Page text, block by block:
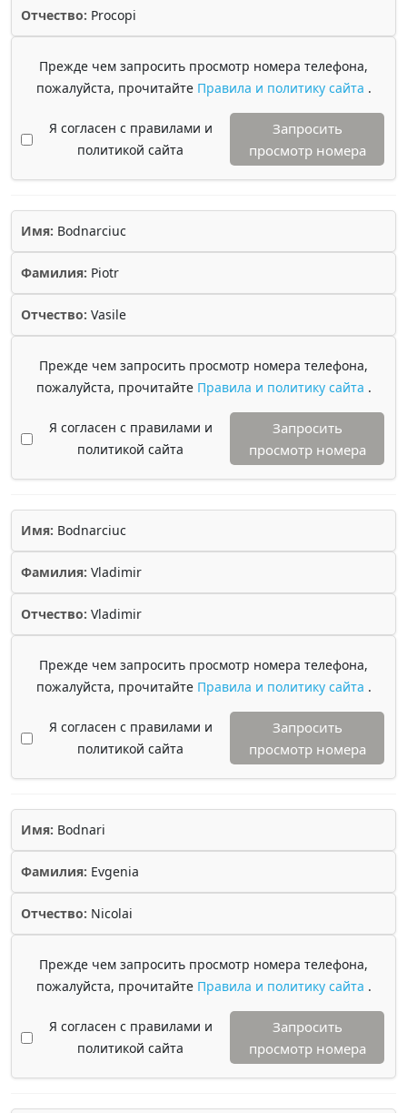
Отчество: Procopi
Прежде чем запросить просмотр номера телефона,
пожалуйста, прочитайте Правила и политику сайта .
Я согласен с правилами и
политикой сайта
Запросить
просмотр номера
Имя: Bodnarciuc
Фамилия: Piotr
Отчество: Vasile
Прежде чем запросить просмотр номера телефона,
пожалуйста, прочитайте Правила и политику сайта .
Я согласен с правилами и
политикой сайта
Запросить
просмотр номера
Имя: Bodnarciuc
Фамилия: Vladimir
Отчество: Vladimir
Прежде чем запросить просмотр номера телефона,
пожалуйста, прочитайте Правила и политику сайта .
Я согласен с правилами и
политикой сайта
Запросить
просмотр номера
Имя: Bodnari
Фамилия: Evgenia
Отчество: Nicolai
Прежде чем запросить просмотр номера телефона,
пожалуйста, прочитайте Правила и политику сайта .
Я согласен с правилами и
политикой сайта
Запросить
просмотр номера